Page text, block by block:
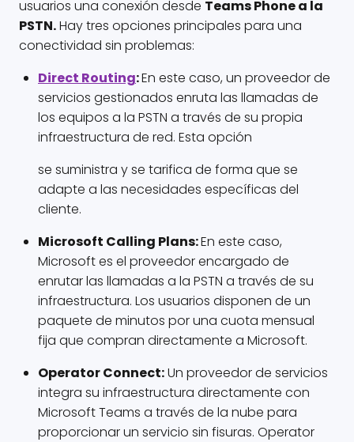
usuarios una conexión desde Teams Phone a la
PSTN.Hay tres opciones principales para una
conectividad sin problemas:
Direct Routing:En este caso, un proveedor de
servicios gestionados enruta las llamadas de
los equipos a la PSTN a través de su propia
infraestructura de red. Esta opción
se suministra y se tarifica de forma que se
adapte a las necesidades específicas del
cliente.
Microsoft Calling Plans:En este caso,
Microsoft es el proveedor encargado de
enrutar las llamadas a la PSTN a través de su
infraestructura. Los usuarios disponen de un
paquete de minutos por una cuota mensual
fija que compran directamente a Microsoft.
Operator Connect:Un proveedor de servicios
integra su infraestructura directamente con
Microsoft Teams a través de la nube para
proporcionar un servicio sin fisuras. Operator